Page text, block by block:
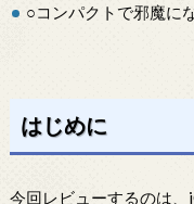
○コンパクトで邪魔に
はじめに
今回レビューするのは